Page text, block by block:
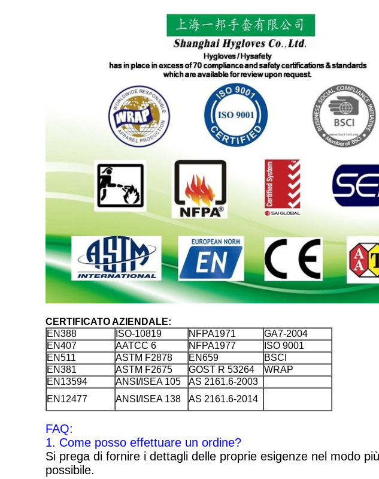
CERTIFICATO AZIENDALE:
EN388
ISO-10819 NFPA1971
GA7-2004
EN407
AATCC 6 NFPA1977
ISO 9001
EN511
ASTM F2878 EN659
BSCI
EN381
ASTM F2675 GOST R 53264
WRAP
EN13594
ANSI/ISEA 105
AS 2161.6-2003
EN12477
ANSI/ISEA 138 AS 2161.6-2014
FAQ:
1. Come posso effettuare un ordine?
Si prega di fornire i dettagli delle proprie esigenze nel modo
possibile.